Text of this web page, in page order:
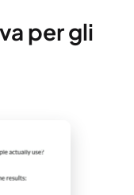
per gli